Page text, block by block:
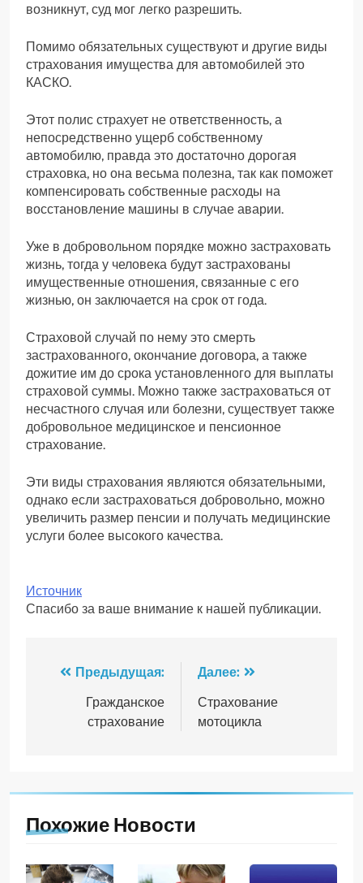
возникнут, суд мог легко разрешить.
Помимо обязательных существуют и другие виды
страхования имущества для автомобилей это
КАСКО.
Этот полис страхует не ответственность, а
непосредственно ущерб собственному
автомобилю, правда это достаточно дорогая
страховка, но она весьма полезна, так как поможет
компенсировать собственные расходы на
восстановление машины в случае аварии.
Уже в добровольном порядке можно застраховать
жизнь, тогда у человека будут застрахованы
имущественные отношения, связанные с его
жизнью, он заключается на срок от года.
Страховой случай по нему это смерть
застрахованного, окончание договора, а также
дожитие им до срока установленного для выплаты
страховой суммы. Можно также застраховаться от
несчастного случая или болезни, существует также
добровольное медицинское и пенсионное
страхование.
Эти виды страхования являются обязательными,
однако если застраховаться добровольно, можно
увеличить размер пенсии и получать медицинские
услуги более высокого качества.
Источник
Спасибо за ваше внимание к нашей публикации.
Навигация
записям
Предыдущая:
Гражданское
страхование
Далее:
Страхование
мотоцикла
Похожие Новости